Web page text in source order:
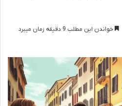
خواندن این مطلب 9 دقیقه زمان میبرد